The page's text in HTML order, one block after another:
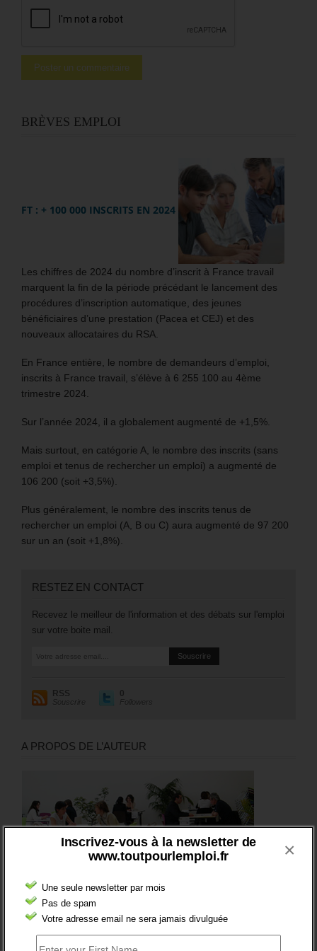
Inscrivez-vous à la newsletter de
www.toutpourlemploi.fr
Une seule newsletter par mois
Pas de spam
Votre adresse email ne sera jamais divulguée
×
BRÈVES EMPLOI
FT : + 100 000 INSCRITS EN 2024
Les chiffres de 2024 du nombre d’inscrit à France travail
marquent la fin de la période précédant le lancement des
procédures d’inscription automatique, des jeunes
bénéficiaires d’une prestation (Pacea et CEJ) et des
nouveaux allocataires du RSA.
En France entière, le nombre de demandeurs d’emploi,
inscrits à France travail, s’élève à 6 255 100 au 4ème
trimestre 2024.
Sur l’année 2024, il a globalement augmenté de +1,5%.
Mais surtout, en catégorie A, le nombre des inscrits (sans
emploi et tenus de rechercher un emploi) a augmenté de
106 200 (soit +3,5%).
Plus généralement, le nombre des inscrits tenus de
rechercher un emploi (A, B ou C) aura augmenté de 97 200
sur un an (soit +1,8%).
RESTEZ EN CONTACT
Recevez le meilleur de l'information et des débats sur l'emploi
sur votre boite mail.
RSS
Souscrire
0
Followers
A PROPOS DE L’AUTEUR